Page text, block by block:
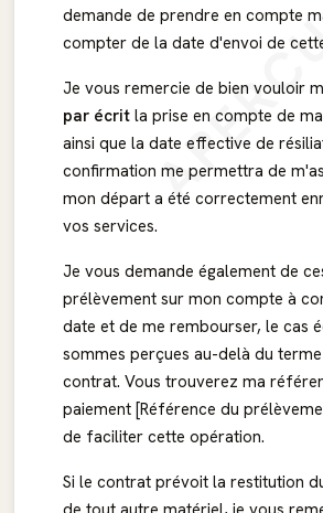
demande de prendre en compte
compter de la date d'envoi de
Je vous remercie de bien vouloir
par écrit la prise en compte de
ainsi que la date effective de
confirmation me permettra de
mon départ a été correctement
vos services.
Je vous demande également de
prélèvement sur mon compte à
date et de me rembourser, le cas
sommes perçues au-delà du
contrat. Vous trouverez ma
paiement [Référence du
de faciliter cette opération.
Si le contrat prévoit la restitution